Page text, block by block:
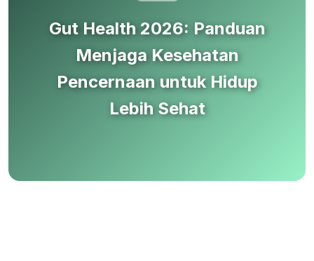
Gut Health 2026: Panduan
Menjaga Kesehatan
Pencernaan untuk Hidup
Lebih Sehat